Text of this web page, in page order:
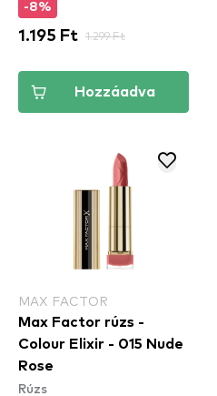
-8%
1.195 Ft 1.299 Ft
Hozzáadva
MAX FACTOR
Max Factor rúzs -
Colour Elixir - 015 Nude
Rose
Rúzs